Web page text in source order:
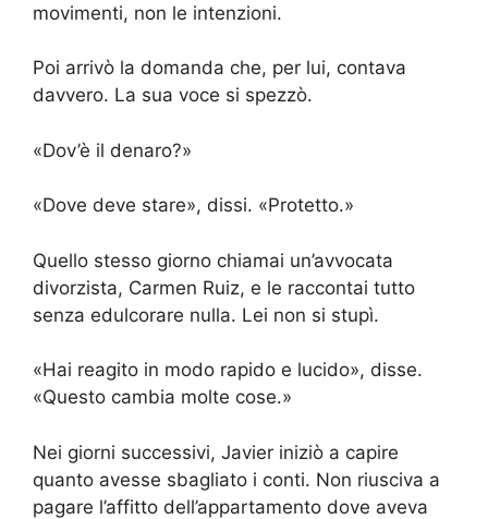
movimenti, non le intenzioni.
Poi arrivò la domanda che, per lui, contava
davvero. La sua voce si spezzò.
«Dov’è il denaro?»
«Dove deve stare», dissi. «Protetto.»
Quello stesso giorno chiamai un’avvocata
divorzista, Carmen Ruiz, e le raccontai tutto
senza edulcorare nulla. Lei non si stupì.
«Hai reagito in modo rapido e lucido», disse.
«Questo cambia molte cose.»
Nei giorni successivi, Javier iniziò a capire
quanto avesse sbagliato i conti. Non riusciva a
pagare l’affitto dell’appartamento dove aveva